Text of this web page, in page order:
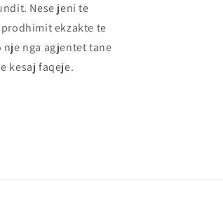
Nese jeni te
ekzakte te
nga agjentet tane
kesaj faqeje.